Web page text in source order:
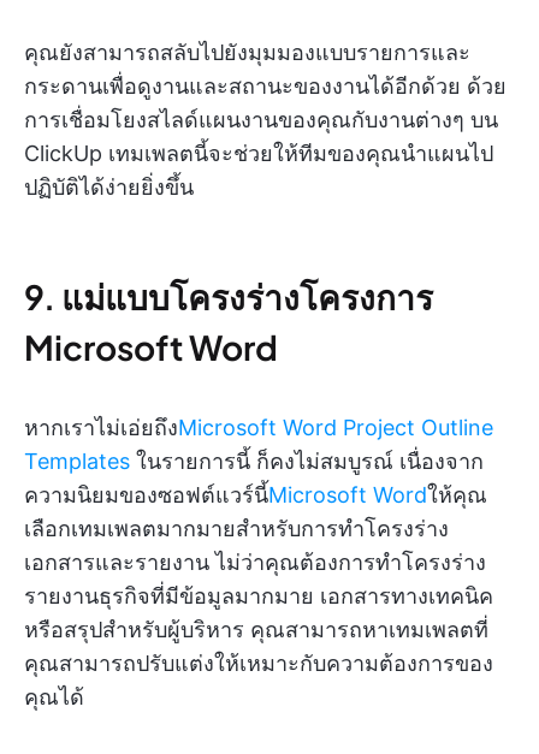
คุณยังสามารถสลับไปยังมุมมองแบบรายการและ
กระดานเพื่อดูงานและสถานะของงานได้อีกด้วย ด้วย
การเชื่อมโยงสไลด์แผนงานของคุณกับงานต่างๆ บน
ClickUp เทมเพลตนี้จะช่วยให้ทีมของคุณนำแผนไป
ปฏิบัติได้ง่ายยิ่งขึ้น
9. แม่แบบโครงร่างโครงการ
Microsoft Word
หากเราไม่เอ่ยถึงMicrosoft Word Project Outline
Templates ในรายการนี้ ก็คงไม่สมบูรณ์ เนื่องจาก
ความนิยมของซอฟต์แวร์นี้Microsoft Wordให้คุณ
เลือกเทมเพลตมากมายสำหรับการทำโครงร่าง
เอกสารและรายงาน ไม่ว่าคุณต้องการทำโครงร่าง
รายงานธุรกิจที่มีข้อมูลมากมาย เอกสารทางเทคนิค
หรือสรุปสำหรับผู้บริหาร คุณสามารถหาเทมเพลตที่
คุณสามารถปรับแต่งให้เหมาะกับความต้องการของ
คุณได้